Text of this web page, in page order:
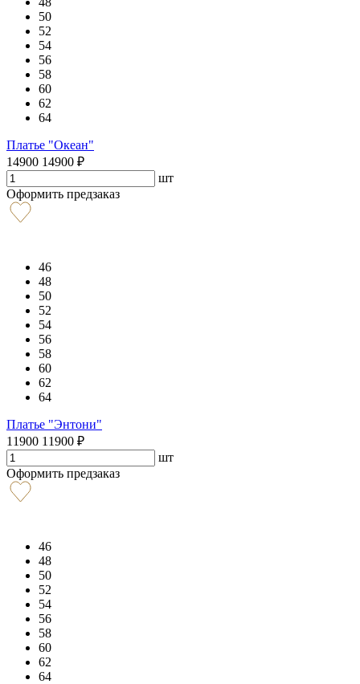
50
52
54
56
58
60
62
64
Платье "Океан"
14900 14900 ₽
шт
Оформить предзаказ
46
48
50
52
54
56
58
60
62
64
Платье "Энтони"
11900 11900 ₽
шт
Оформить предзаказ
46
48
50
52
54
56
58
60
62
64